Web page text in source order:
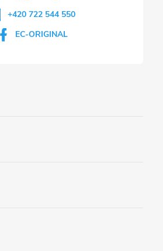
+420 722 544 550
EC-ORIGINAL